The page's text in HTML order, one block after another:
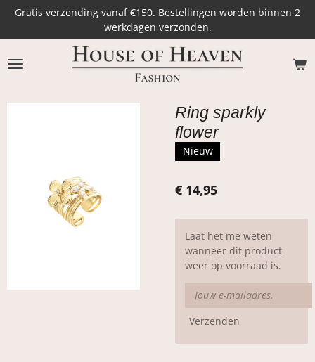
Ga
naar
de
hoofdinhoud
Gratis verzending vanaf €150. Bestellingen worden binnen 2
werkdagen verzonden.
Ring sparkly
flower
Nieuw
€ 14,95
Laat het me weten
wanneer dit product
weer op voorraad is.
Verzenden